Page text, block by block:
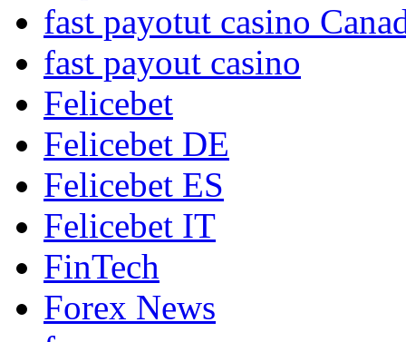
fast payotut casino
fast payout casino
Felicebet
Felicebet DE
Felicebet ES
Felicebet IT
FinTech
Forex News